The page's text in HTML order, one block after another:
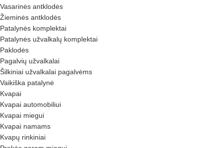
Vasarinės antklodės
Žieminės antklodės
Patalynės komplektai
Patalynės užvalkalų komplektai
Paklodės
Pagalvių užvalkalai
Šilkiniai užvalkalai pagalvėms
Vaikiška patalynė
Kvapai
Kvapai automobiliui
Kvapai miegui
Kvapai namams
Kvapų rinkiniai